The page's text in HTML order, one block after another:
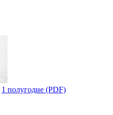
1 полугодие (PDF)